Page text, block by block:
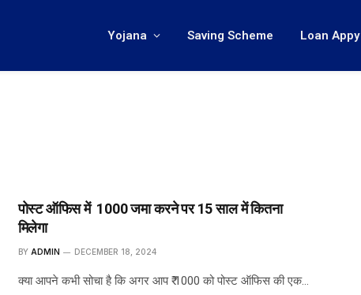
Yojana Saving Scheme Loan Appy
पोस्ट ऑफिस में ₹ 1000 जमा करने पर 15 साल में कितना
मिलेगा
BY ADMIN DECEMBER 18, 2024
क्या आपने कभी सोचा है कि अगर आप ₹ 1000 को पोस्ट ऑफिस की एक…